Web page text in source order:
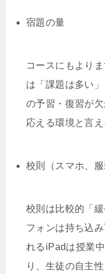
宿題の量
コースにもより
は「課題は多い
の予習・復習が
応える環境と言え
校則（スマホ、服
校則は比較的「
フォンは持ち込
れるiPadは授業
り、生徒の自主